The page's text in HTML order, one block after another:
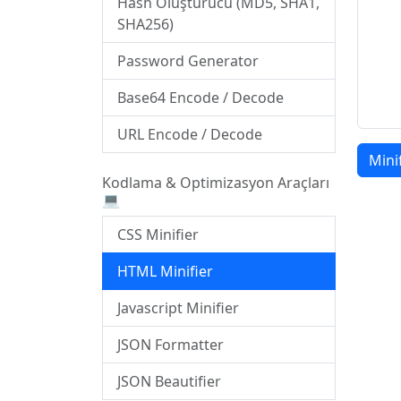
SHA256)
Password Generator
Base64 Encode / Decode
URL Encode / Decode
Kodlama & Optimizasyon Araçları
💻
CSS Minifier
HTML Minifier
Javascript Minifier
JSON Formatter
JSON Beautifier